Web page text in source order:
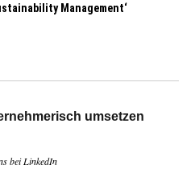
Management‘
umsetzen
bei LinkedIn